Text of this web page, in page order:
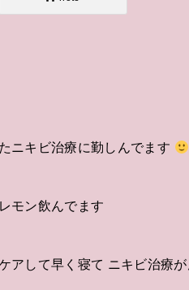
ニキビ治療に勤しんでます
モン飲んでます
アして早く寝て ニキビ治療